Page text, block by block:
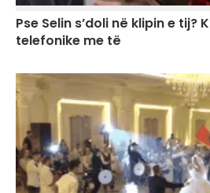
Pse Selin s’doli në klipin e
telefonike me të